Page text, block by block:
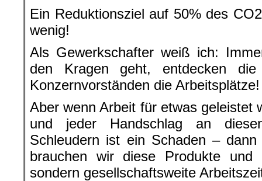
Ein Reduktionsziel auf 50% des
wenig!
Als Gewerkschafter weiß ich:
den Kragen geht, entdecken
Konzernvorständen die Arbeitsplätze!
Aber wenn Arbeit für etwas geleistet
und jeder Handschlag an
Schleudern ist ein Schaden –
brauchen wir diese Produkte
sondern gesellschaftsweite